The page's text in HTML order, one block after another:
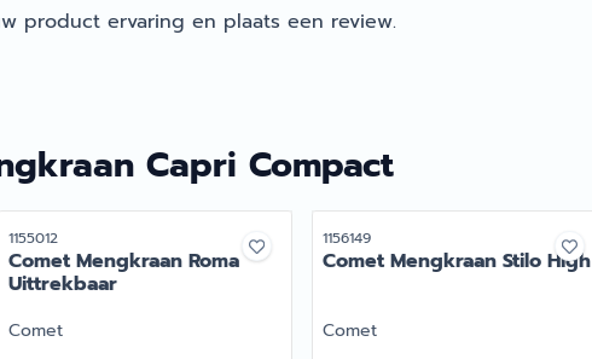
product ervaring en plaats een review.
Capri Compact
Artikelnummer
1155012
Comet Mengkraan Roma
Uittrekbaar
Merk:
Comet
Artikelnummer
1156149
Comet Mengkraan Stilo High
Merk:
Comet